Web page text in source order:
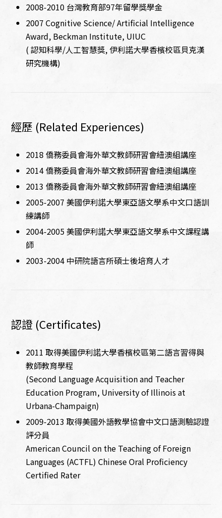
2008-2010 台灣教育部97年留學獎學金
2007 Cognitive Science/ Artificial Intelligence
Award, Beckman Institute, UIUC
( 認知科學/人工智慧獎, 伊利諾大學香檳校區貝克漢
研究機構)
經歷 (Related Experiences)
2018 僑務委員會海外華文教師研習會紐澳組講座
2014 僑務委員會海外華文教師研習會紐澳組講座
2013 僑務委員會海外華文教師研習會紐澳組講座
2005-2007 美國伊利諾大學東亞語文學系中文口語訓
練講師
2004-2005 美國伊利諾大學東亞語文學系中文課程講
師
2003-2004 中研院語言所碩士後培育人才
認證 (Certificates)
2011 取得美國伊利諾大學香檳校區第二語言習得與
教師教育學程
(Second Language Acquisition and Teacher
Education Program, University of Illinois at
Urbana-Champaign)
2009-2013 取得美國外語教學協會中文口語測驗認證
評分員
American Council on the Teaching of Foreign
Languages (ACTFL) Chinese Oral Proficiency
Certified Rater